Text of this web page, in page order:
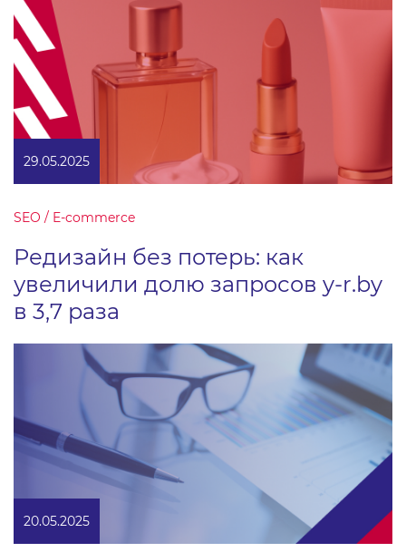
29.05.2025
SEO / E-commerce
Редизайн без потерь: как
увеличили долю запросов y-r.by
в 3,7 раза
20.05.2025